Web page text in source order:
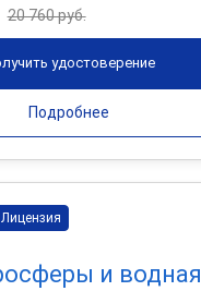
20 760 руб.
удостоверение
Подробнее
Лицензия
и водная